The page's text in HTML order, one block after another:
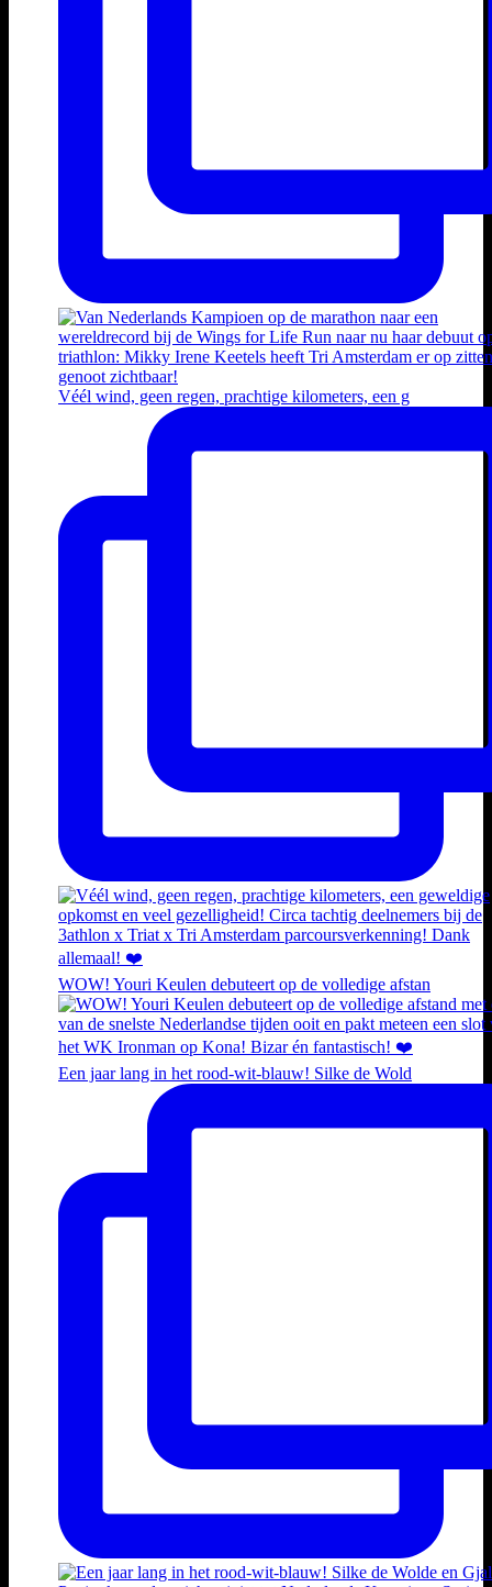
Véél wind, geen regen, prachtige kilometers, een g
WOW! Youri Keulen debuteert op de volledige afstan
Een jaar lang in het rood-wit-blauw! Silke de Wold